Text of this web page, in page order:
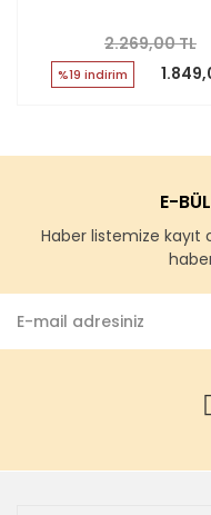
2.269,00 TL
%19 indirim
E-
Haber listemize